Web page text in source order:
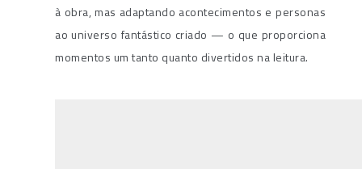
à obra, mas adaptando acontecimentos e personas
ao universo fantástico criado — o que proporciona
momentos um tanto quanto divertidos na leitura.